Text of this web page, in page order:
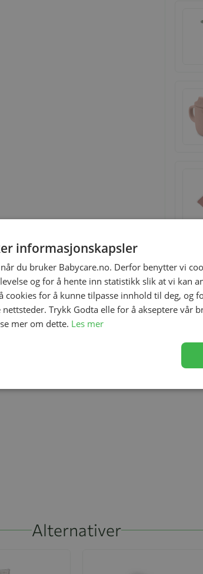
at babyen slår armer og ben og
vil gjøre dem komfortable og rolige.
Relaterte produkter
Alternativer
informasjonskapsler
du bruker Babycare.no. Derfor benytter vi
og for å hente inn statistikk slik at vi kan
cookies for å kunne tilpasse innhold til deg, og
Trykk Godta elle for å akseptere vår
mer om dette. Les mer